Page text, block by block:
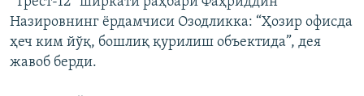
Назировнинг ёрдамчиси Озодликка: “Ҳозир офисда
ҳеч ким йўқ, бошлиқ қурилиш объектида”, дея
жавоб берди.